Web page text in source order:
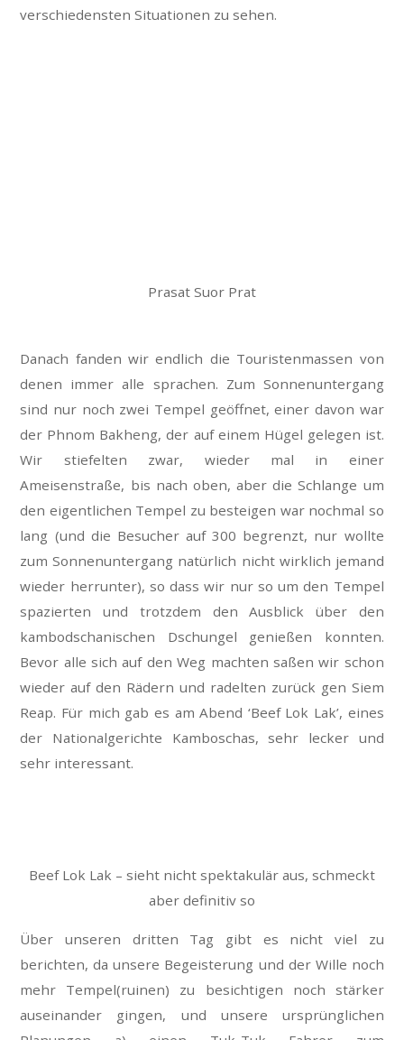
verschiedensten Situationen zu sehen.
Prasat Suor Prat
Danach fanden wir endlich die Touristenmassen von
denen immer alle sprachen. Zum Sonnenuntergang
sind nur noch zwei Tempel geöffnet, einer davon war
der Phnom Bakheng, der auf einem Hügel gelegen ist.
Wir stiefelten zwar, wieder mal in einer
Ameisenstraße, bis nach oben, aber die Schlange um
den eigentlichen Tempel zu besteigen war nochmal so
lang (und die Besucher auf 300 begrenzt, nur wollte
zum Sonnenuntergang natürlich nicht wirklich jemand
wieder herrunter), so dass wir nur so um den Tempel
spazierten und trotzdem den Ausblick über den
kambodschanischen Dschungel genießen konnten.
Bevor alle sich auf den Weg machten saßen wir schon
wieder auf den Rädern und radelten zurück gen Siem
Reap. Für mich gab es am Abend ‘Beef Lok Lak’, eines
der Nationalgerichte Kamboschas, sehr lecker und
sehr interessant.
Beef Lok Lak – sieht nicht spektakulär aus, schmeckt
aber definitiv so
Über unseren dritten Tag gibt es nicht viel zu
berichten, da unsere Begeisterung und der Wille noch
mehr Tempel(ruinen) zu besichtigen noch stärker
auseinander gingen, und unsere ursprünglichen